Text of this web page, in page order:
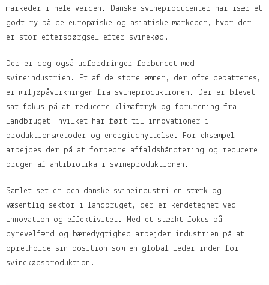
markeder i hele verden. Danske svineproducenter har især et
godt ry på de europæiske og asiatiske markeder, hvor der
er stor efterspørgsel efter svinekød.
Der er dog også udfordringer forbundet med
svineindustrien. Et af de store emner, der ofte debatteres,
er miljøpåvirkningen fra svineproduktionen. Der er blevet
sat fokus på at reducere klimaftryk og forurening fra
landbruget, hvilket har ført til innovationer i
produktionsmetoder og energiudnyttelse. For eksempel
arbejdes der på at forbedre affaldshåndtering og reducere
brugen af antibiotika i svineproduktionen.
Samlet set er den danske svineindustri en stærk og
væsentlig sektor i landbruget, der er kendetegnet ved
innovation og effektivitet. Med et stærkt fokus på
dyrevelfærd og bæredygtighed arbejder industrien på at
opretholde sin position som en global leder inden for
svinekødsproduktion.